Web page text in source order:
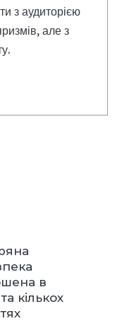
з аудиторією
але з
в
кількох